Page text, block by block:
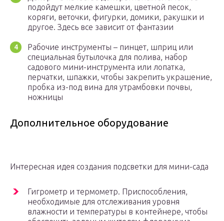
подойдут мелкие камешки, цветной песок,
коряги, веточки, фигурки, домики, ракушки и
другое. Здесь все зависит от фантазии
Рабочие инструменты – пинцет, шприц или
специальная бутылочка для полива, набор
садового мини-инструмента или лопатка,
перчатки, шпажки, чтобы закрепить украшение,
пробка из-под вина для утрамбовки почвы,
ножницы
Дополнительное оборудование
Интересная идея создания подсветки для мини-сада
Гигрометр и термометр. Приспособления,
необходимые для отслеживания уровня
влажности и температуры в контейнере, чтобы